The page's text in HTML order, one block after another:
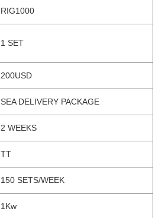
RIG1000
1 SET
200USD
SEA DELIVERY PACKAGE
2 WEEKS
TT
150 SETS/WEEK
1Kw